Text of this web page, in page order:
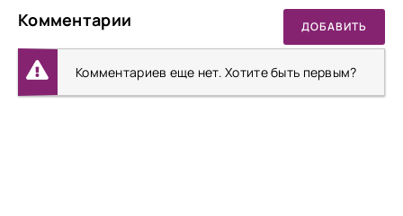
Комментарии ДОБАВИТЬ
Комментариев еще нет. Хотите быть первым?